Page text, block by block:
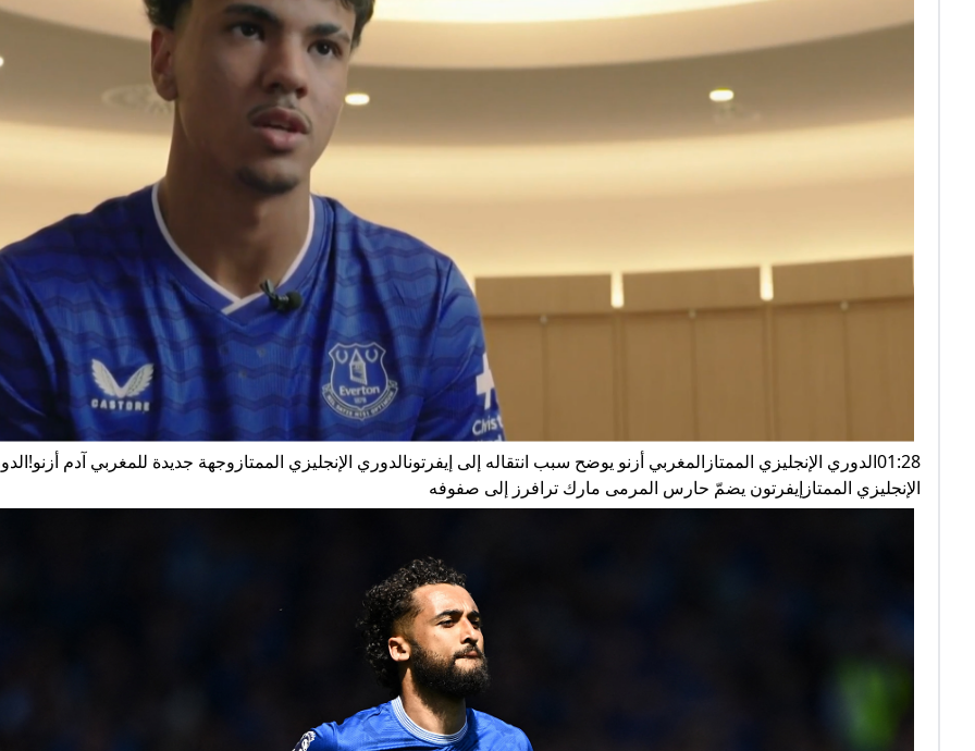
01:28الدوري الإنجليزي الممتازالمغربي أزنو يوضح سبب انتقاله إلى إيفرتونالدوري الإنجليزي الممتازوجهة جديدة للمغربي آدم
الإنجليزي الممتازإيفرتون يضمّ حارس المرمى مارك ترافرز إلى صفوفه